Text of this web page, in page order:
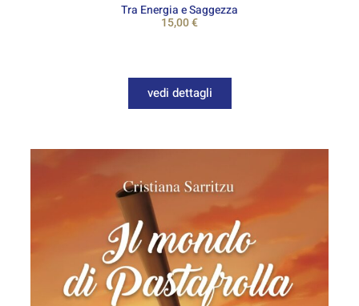
Tra Energia e Saggezza
15,00€
vedi dettagli